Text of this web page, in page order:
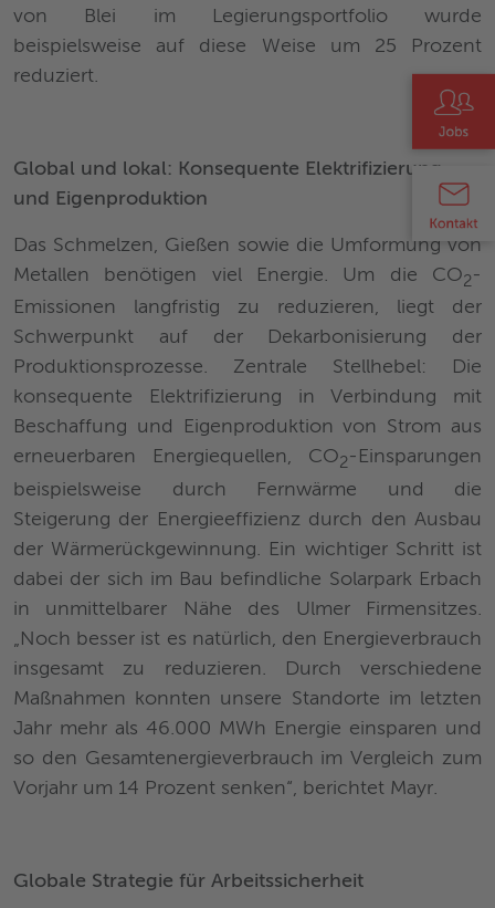
von Blei im Legierungsportfolio wurde
beispielsweise auf diese Weise um 25 Prozent
reduziert.
Global und lokal: Konsequente Elektrifizierung
und Eigenproduktion
Das Schmelzen, Gießen sowie die Umformung von
Metallen benötigen viel Energie. Um die CO2 -
Emissionen langfristig zu reduzieren, liegt der
Schwerpunkt auf der Dekarbonisierung der
Produktionsprozesse. Zentrale Stellhebel: Die
konsequente Elektrifizierung in Verbindung mit
Beschaffung und Eigenproduktion von Strom aus
erneuerbaren Energiequellen, CO2-Einsparungen
beispielsweise durch Fernwärme und die
Steigerung der Energieeffizienz durch den Ausbau
der Wärmerückgewinnung. Ein wichtiger Schritt ist
dabei der sich im Bau befindliche Solarpark Erbach
in unmittelbarer Nähe des Ulmer Firmensitzes.
„Noch besser ist es natürlich, den Energieverbrauch
insgesamt zu reduzieren. Durch verschiedene
Maßnahmen konnten unsere Standorte im letzten
Jahr mehr als 46.000 MWh Energie einsparen und
so den Gesamtenergieverbrauch im Vergleich zum
Vorjahr um 14 Prozent senken“, berichtet Mayr.
Globale Strategie für Arbeitssicherheit